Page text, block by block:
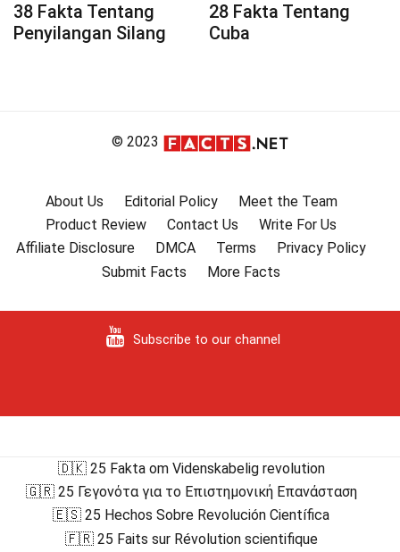
38 Fakta Tentang
Penyilangan Silang
28 Fakta Tentang
Cuba
© 2023
About Us Editorial Policy
Meet the Team
Product Review
Contact Us
Write For Us
Affiliate Disclosure
DMCA Terms
Privacy Policy
Submit Facts
More Facts
Subscribe to our channel
🇩🇰 25 Fakta om Videnskabelig revolution
🇬🇷 25 Γεγονότα για το Επιστημονική Επανάσταση
🇪🇸 25 Hechos Sobre Revolución Científica
🇫🇷 25 Faits sur Révolution scientifique